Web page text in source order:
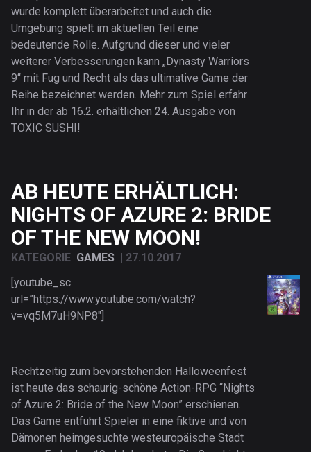
wurde komplett überarbeitet und auch die
Umgebung spielt im aktuellen Teil eine
bedeutende Rolle. Aufgrund dieser und vieler
weiterer Verbesserungen kann „Dynasty Warriors
9“ mit Fug und Recht als das ultimative Game der
Reihe bezeichnet werden. Mehr zum Spiel erfahr
Ihr in der ab 16.2. erhältlichen 24. Ausgabe von
TOXIC SUSHI!
AB HEUTE ERHÄLTLICH:
NIGHTS OF AZURE 2: BRIDE
OF THE NEW MOON!
KATEGORIE GAMES | 27.10.2017
[youtube_sc
url=”https://www.youtube.com/watch?
v=vq5M7uH9NP8″]
Rechtzeitig zum bevorstehenden Halloweenfest
ist heute das schaurig-schöne Action-RPG “Nights
of Azure 2: Bride of the New Moon” erschienen.
Das Game entführt Spieler in eine fiktive und von
Dämonen heimgesuchte westeuropäische Stadt